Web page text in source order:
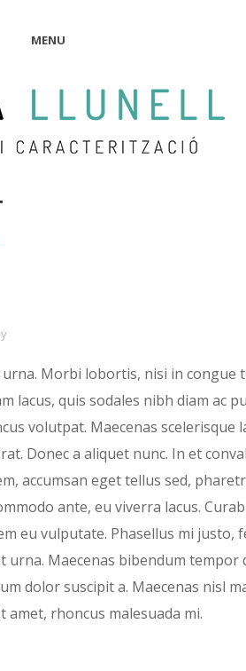
MENU
Morbi lobortis, nisi in congue
lacus, quis sodales nibh diam ac
volutpat. Maecenas scelerisque
Donec a aliquet nunc. In et
accumsan eget tellus sed,
ante, eu viverra lacus.
eu vulputate. Phasellus mi justo,
urna. Maecenas bibendum tempor
dolor suscipit a. Maecenas nisl
amet, rhoncus malesuada mi.